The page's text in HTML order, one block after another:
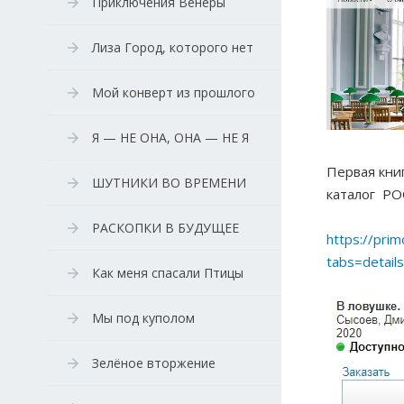
Лиза Город, которого нет
Мой конверт из прошлого
Я — НЕ ОНА, ОНА — НЕ Я
ШУТНИКИ ВО ВРЕМЕНИ
РАСКОПКИ В БУДУЩЕЕ
Как меня спасали Птицы
Мы под куполом
Зелёное вторжение
Первая
каталог
https://